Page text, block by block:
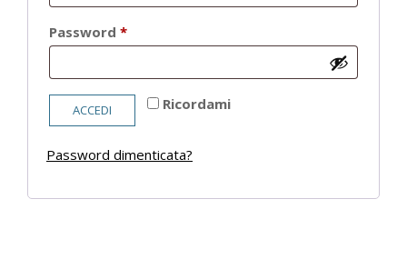
Password *Richiesto
Ricordami
ACCEDI
Password dimenticata?